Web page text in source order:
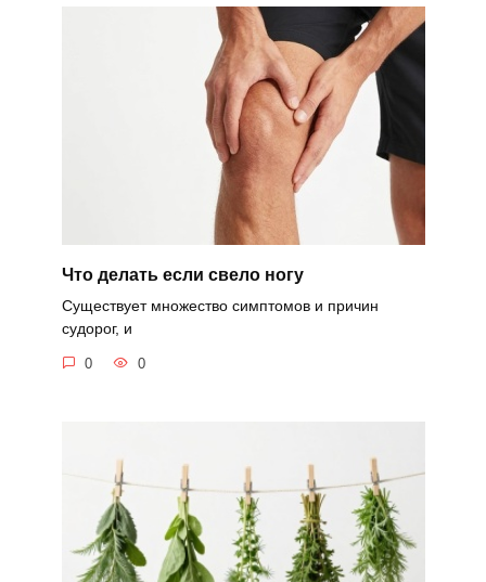
Что делать если свело ногу
Существует множество симптомов и причин
судорог, и
0 0